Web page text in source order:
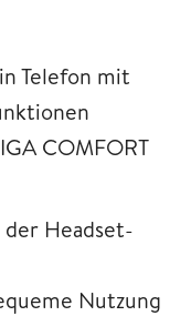
Telefon mit
COMFORT
Headset-
Nutzung